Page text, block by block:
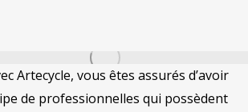
Artecycle, vous êtes assurés d’avoir
de professionnelles qui possèdent